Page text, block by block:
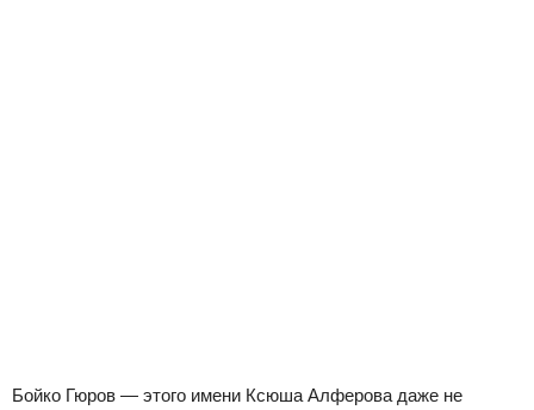
Бойко Гюров — этого имени Ксюша Алферова даже не